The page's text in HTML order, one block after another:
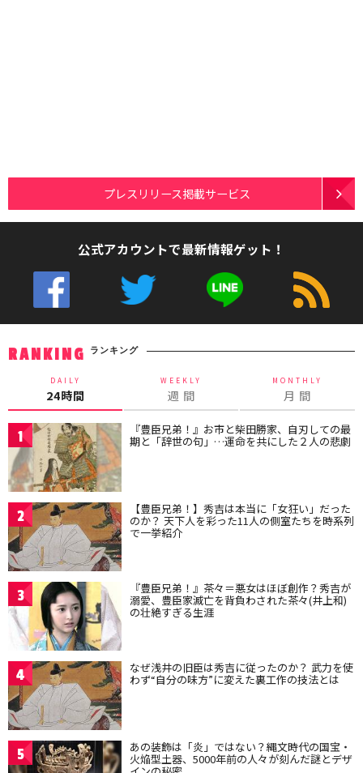
プレスリリース掲載サービス
公式アカウントで最新情報ゲット！
RANKING ランキング
DAILY
24時間
WEEKLY
週 間
MONTHLY
月 間
1 『豊臣兄弟！』お市と柴田勝家、自刃しての最
期と「辞世の句」…運命を共にした２人の悲劇
2 【豊臣兄弟！】秀吉は本当に「女狂い」だった
のか？ 天下人を彩った11人の側室たちを時系列
で一挙紹介
3 『豊臣兄弟！』茶々＝悪女はほぼ創作？秀吉が
溺愛、豊臣家滅亡を背負わされた茶々(井上和)
の壮絶すぎる生涯
4 なぜ浅井の旧臣は秀吉に従ったのか？ 武力を使
わず“自分の味方”に変えた裏工作の技法とは
5 あの装飾は「炎」ではない？縄文時代の国宝・
火焔型土器、5000年前の人々が刻んだ謎とデザ